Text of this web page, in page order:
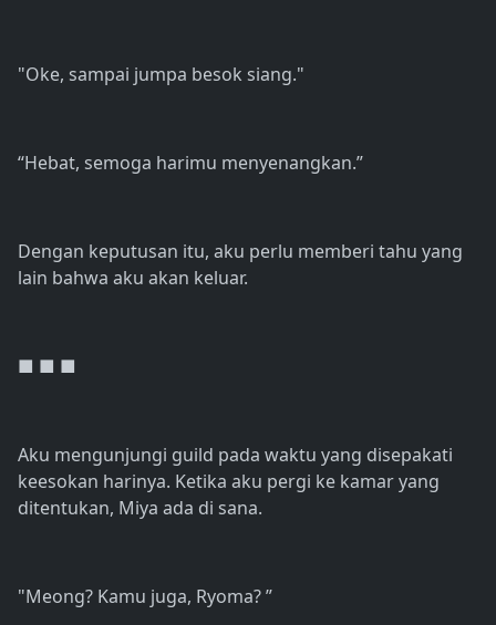
"Oke, sampai jumpa besok siang."
“Hebat, semoga harimu menyenangkan.”
Dengan keputusan itu, aku perlu memberi tahu yang
lain bahwa aku akan keluar.
■ ■ ■
Aku mengunjungi guild pada waktu yang disepakati
keesokan harinya. Ketika aku pergi ke kamar yang
ditentukan, Miya ada di sana.
"Meong? Kamu juga, Ryoma? ”